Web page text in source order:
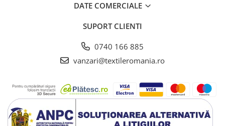
DATE COMERCIALE
SUPORT CLIENTI
0740 166 885
vanzari@textileromania.ro